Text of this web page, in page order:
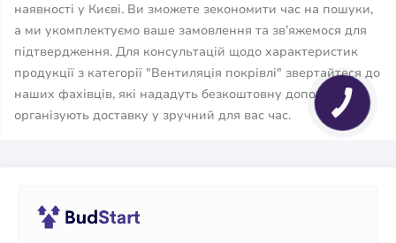
наявності у Києві. Ви зможете зекономити час на пошуки,
а ми укомплектуємо ваше замовлення та зв’яжемося для
підтвердження. Для консультацій щодо характеристик
продукції з категорії "Вентиляція покрівлі" звертайтеся до
наших фахівців, які нададуть безкоштовну допомогу та
організують доставку у зручний для вас час.